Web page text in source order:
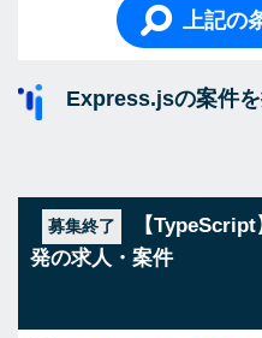
上記の
Express.jsの案件
募集終了
【
発の求人・案件